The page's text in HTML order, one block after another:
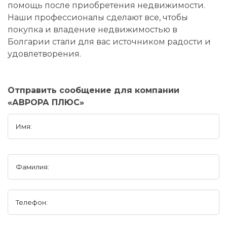
помощь после приобретения недвижимости.
Наши профессионалы сделают все, чтобы
покупка и владение недвижимостью в
Болгарии стали для вас источником радости и
удовлетворения.
Отправить сообщение для компании
«АВРОРА ПЛЮС»
Имя:
Фамилия:
Телефон: